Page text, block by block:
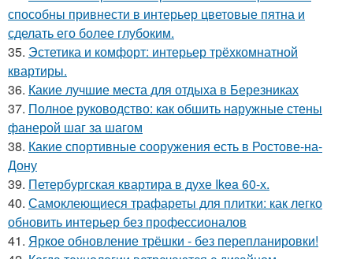
способны привнести в интерьер цветовые пятна и
сделать его более глубоким.
35. Эстетика и комфорт: интерьер трёхкомнатной
квартиры.
36. Какие лучшие места для отдыха в Березниках
37. Полное руководство: как обшить наружные стены
фанерой шаг за шагом
38. Какие спортивные сооружения есть в Ростове-на-
Дону
39. Петербургская квартира в духе Ikea 60-х.
40. Самоклеющиеся трафареты для плитки: как легко
обновить интерьер без профессионалов
41. Яркое обновление трёшки - без перепланировки!